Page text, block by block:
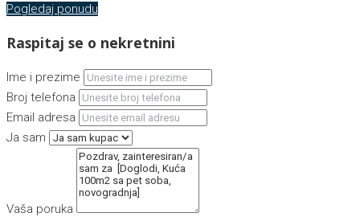
Pogledaj ponudu
Raspitaj se o nekretnini
Ime i prezime
Broj telefona
Email adresa
Ja sam
Vaša poruka